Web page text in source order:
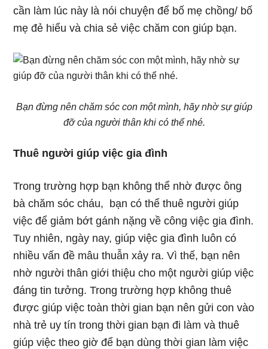
cần làm lúc này là nói chuyện để bố mẹ chồng/ bố
mẹ đẻ hiểu và chia sẻ việc chăm con giúp bạn.
Bạn đừng nên chăm sóc con một mình, hãy nhờ sự giúp
đỡ của người thân khi có thể nhé.
Thuê người giúp việc gia đình
Trong trường hợp bạn không thể nhờ được ông
bà chăm sóc cháu, bạn có thể thuê người giúp
việc để giảm bớt gánh nặng về công việc gia đình.
Tuy nhiên, ngày nay, giúp việc gia đình luôn có
nhiều vấn đề mâu thuẫn xảy ra. Vì thế, bạn nên
nhờ người thân giới thiệu cho một người giúp việc
đáng tin tưởng. Trong trường hợp không thuê
được giúp việc toàn thời gian bạn nên gửi con vào
nhà trẻ uy tín trong thời gian bạn đi làm và thuê
giúp việc theo giờ để bạn dùng thời gian làm việc